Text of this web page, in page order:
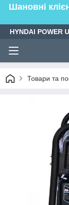
Шановні
HYNDAI POWER
Товари та